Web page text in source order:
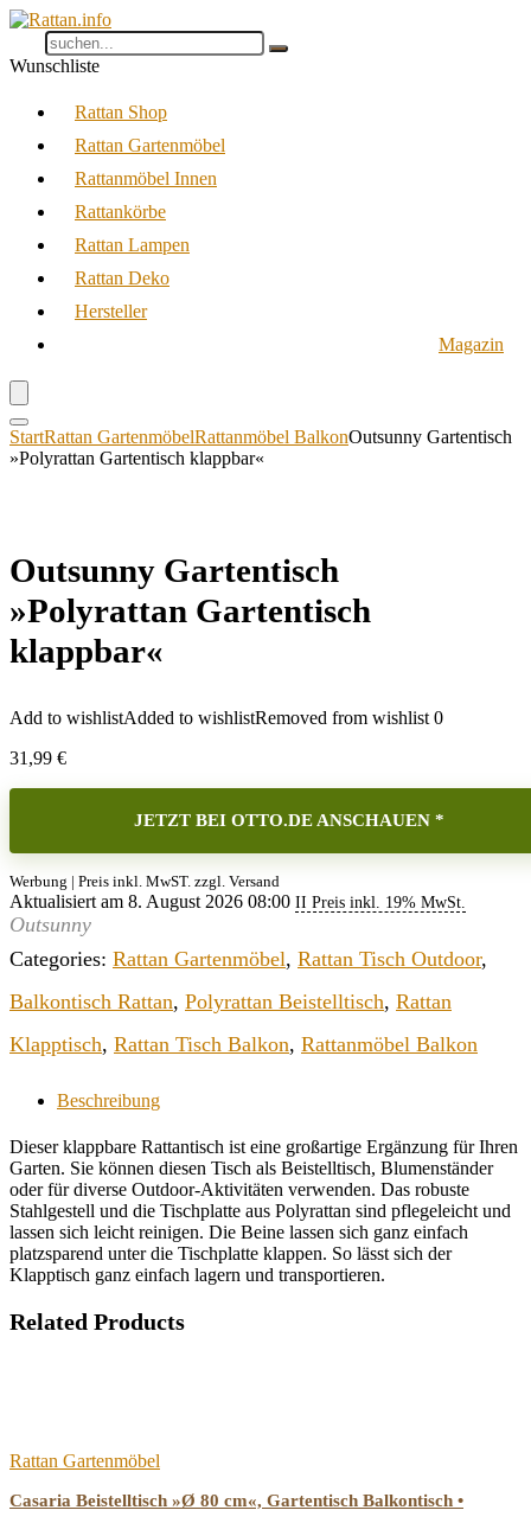
Wunschliste
Rattan Shop
Rattan Gartenmöbel
Rattanmöbel Innen
Rattankörbe
Rattan Lampen
Rattan Deko
Hersteller
Magazin
StartRattan GartenmöbelRattanmöbel BalkonOutsunny Gartentisch
»Polyrattan Gartentisch klappbar«
Outsunny Gartentisch
»Polyrattan Gartentisch
klappbar«
Add to wishlistAdded to wishlistRemoved from wishlist 0
31,99 €
JETZT BEI OTTO.DE ANSCHAUEN *
Werbung | Preis inkl. MwST. zzgl. Versand
Aktualisiert am 8. August 2026 08:00 II Preis inkl. 19% MwSt.
Outsunny
Categories: Rattan Gartenmöbel, Rattan Tisch Outdoor,
Balkontisch Rattan, Polyrattan Beistelltisch, Rattan
Klapptisch, Rattan Tisch Balkon, Rattanmöbel Balkon
Beschreibung
Dieser klappbare Rattantisch ist eine großartige Ergänzung für Ihren
Garten. Sie können diesen Tisch als Beistelltisch, Blumenständer
oder für diverse Outdoor-Aktivitäten verwenden. Das robuste
Stahlgestell und die Tischplatte aus Polyrattan sind pflegeleicht und
lassen sich leicht reinigen. Die Beine lassen sich ganz einfach
platzsparend unter die Tischplatte klappen. So lässt sich der
Klapptisch ganz einfach lagern und transportieren.
Related Products
Rattan Gartenmöbel
Casaria Beistelltisch »Ø 80 cm«, Gartentisch Balkontisch •